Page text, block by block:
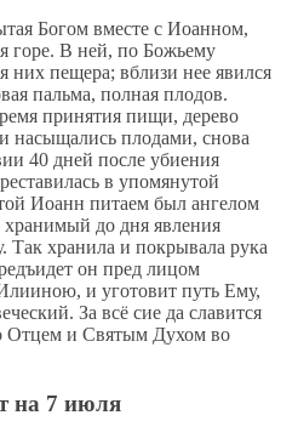
Богом вместе с Иоанном,
горе. В ней, по Божьему
них пещера; вблизи нее явился
пальма, полная плодов.
принятия пищи, дерево
насыщались плодами, снова
40 дней после убиения
в упомянутой
Иоанн питаем был ангелом
хранимый до дня явления
Так хранила и покрывала рука
он пред лицом
и уготовит путь Ему,
За всё сие да славится
Отцем и Святым Духом во
на 7 июля